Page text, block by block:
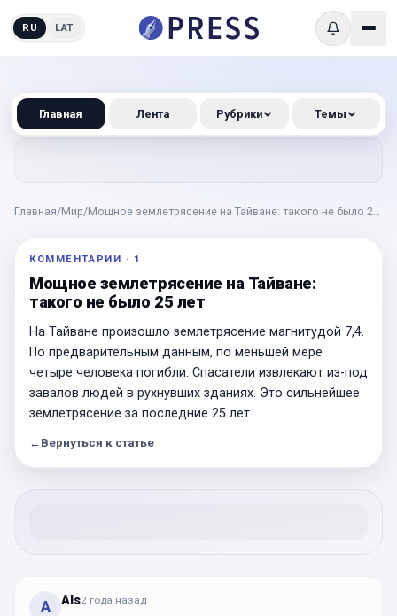
RU LAT
Главная/Мир/Мощное землетрясение на Тайване: такого не было 25
КОММЕНТАРИИ · 1
Мощное землетрясение на Тайване:
такого не было 25 лет
На Тайване произошло землетрясение магнитудой 7,4.
По предварительным данным, по меньшей мере
четыре человека погибли. Спасатели извлекают из-под
завалов людей в рухнувших зданиях. Это сильнейшее
землетрясение за последние 25 лет.
← Вернуться к статье
A Als2 года назад
Главная Лента Рубрики Темы